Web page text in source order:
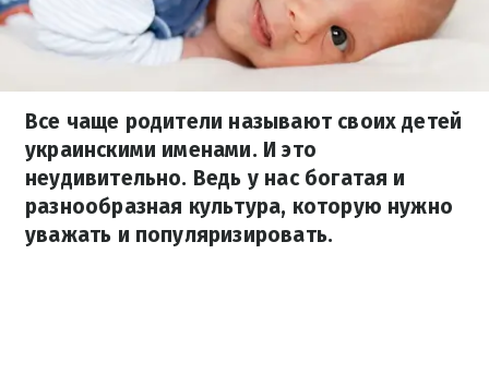
Все чаще родители называют своих детей
украинскими именами. И это
неудивительно. Ведь у нас богатая и
разнообразная культура, которую нужно
уважать и популяризировать.